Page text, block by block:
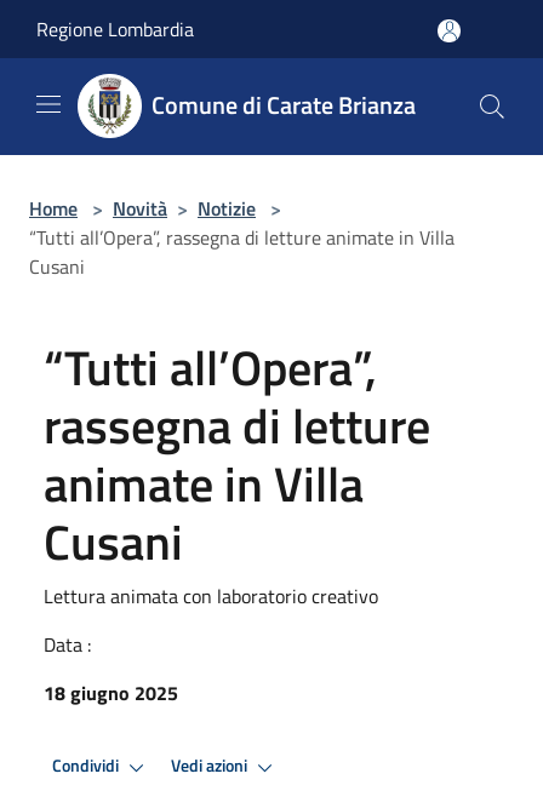
Regione Lombardia
Comune di Carate Brianza
Home > Novità > Notizie >
“Tutti all’Opera”, rassegna di letture animate in Villa
Cusani
“Tutti all’Opera”,
rassegna di letture
animate in Villa
Cusani
Lettura animata con laboratorio creativo
Data :
18 giugno 2025
Condividi Vedi azioni